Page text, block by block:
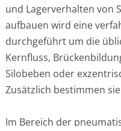
und Lagerverhalten von
aufbauen wird eine
durchgeführt um die
Kernfluss,
Silobeben oder
Zusätzlich bestimmen
Im Bereich der